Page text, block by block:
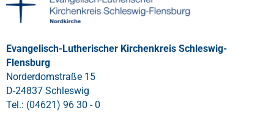
Evangelisch-Lutherischer Kirchenkreis Schleswig-
Flensburg
Norderdomstraße 15
D-24837 Schleswig
Tel.: (04621) 96 30 - 0